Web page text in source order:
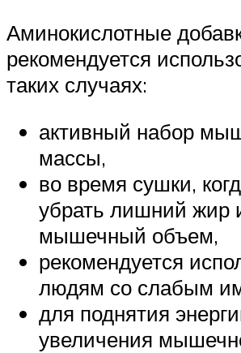
Аминокислотные
рекомендуется
таких случаях:
активный набор
массы,
во время сушки,
убрать лишний жир
мышечный объем,
рекомендуется
людям со слабым
для поднятия
увеличения